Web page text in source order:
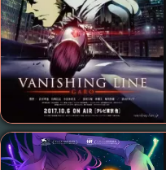
Donburi Magnate